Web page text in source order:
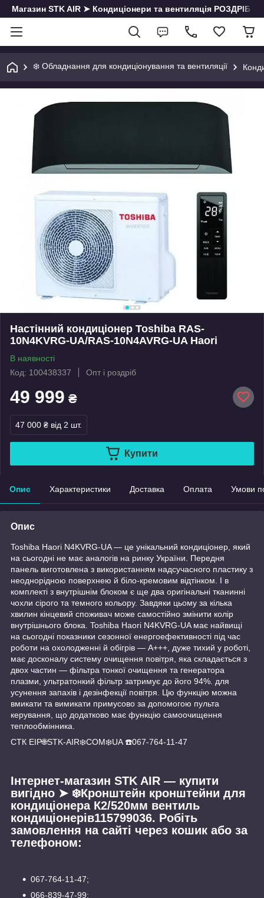
Магазин STK AIR ➤ Кондиціонери та вентиляція РОЗДРІБ
❄️ Обладнання для кондиціонування та вентиляції
Настінний кондиціонер Toshiba RAS-
10N4KVRG-UA/RAS-10N4AVRG-UA Haori
В наявності
Код: 100438337
Опт і роздріб
49 999 ₴
47 000 ₴ від 2 шт.
Купити
Опис Характеристики Доставка Оплата Умови
Опис
Toshiba Haori N4KVRG-UA — це унікальний кондиціонер, який
на сьогодні не має аналогів на ринку України. Передня
панель виготовлена з використанням надсучасного пластику з
неоднорідною поверхнею й біло-кремовим відтінком. І в
комплекті з внутрішнім блоком є ще два оригінальні тканинні
чохли сірого та темного кольору. Завдяки цьому за кілька
хвилин кінцевий споживач може самостійно змінити колір
внутрішнього блока. Toshiba Haori N4KVRG-UA має найвищі
на сьогодні показники сезонної енергоефективності під час
роботи на охолодженні й обігрів — A+++, дуже тихий у роботі,
має досконалу систему очищення повітря, яка складається з
двох частин — фільтра тонкої очищення та генератора
плазми, ультратонкий фільтр затримує до його 94%. для
усунення запахів і дезінфекції повітря. Цю функцію можна
вмикати та вимикати примусово за допомогою пульта
керування, що додатково має функцію самоочищення
теплообмінника.
СТК ЕІР🌐STK-AIR❄️COM❄️UA ☎️067-764-11-47
Інтернет-магазин STK AIR — купити
вигідно ➤ ❄️Кронштейн кронштейни для
кондиціонера К2/520мм вентиль
кондиціонерів115799036. Робіть
замовлення на сайті через кошик або за
телефоном:
067-764-11-47;
066-839-47-99;